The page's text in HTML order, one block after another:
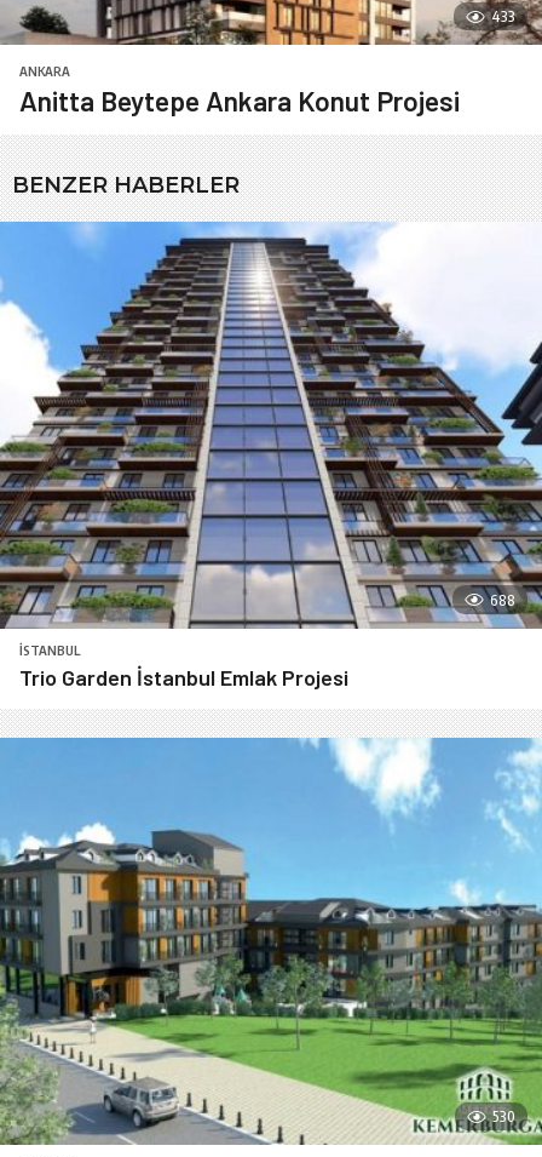
433
ANKARA
Anitta Beytepe Ankara Konut Projesi
BENZER HABERLER
688
İSTANBUL
Trio Garden İstanbul Emlak Projesi
530